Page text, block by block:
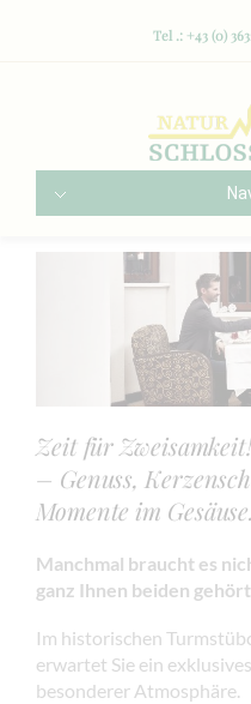
Tel .: +43 (0)
Zeit für Zweisamkeit!
– Genuss,
Momente im Gesäuse.
Manchmal braucht es
ganz Ihnen beiden
Im historischen
erwartet Sie ein
besonderer Atmosphäre.